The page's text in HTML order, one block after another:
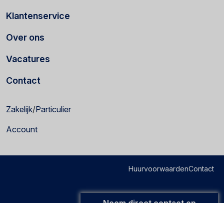
Klantenservice
Over ons
Vacatures
Contact
Zakelijk/Particulier
Account
HuurvoorwaardenContact